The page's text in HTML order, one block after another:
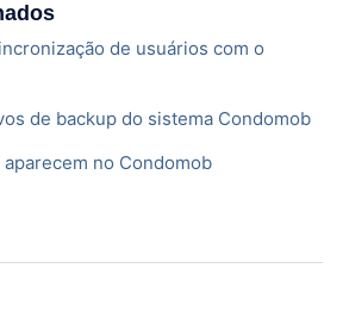
de usuários com o
de backup do sistema Condomob
no Condomob